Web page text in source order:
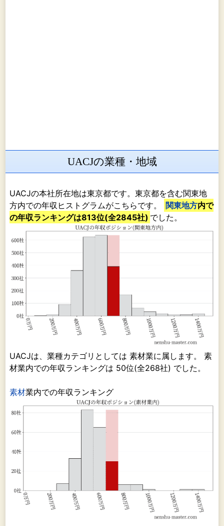
UACJの業種・地域
UACJの本社所在地は東京都です。東京都を含む関東地
方内での年収ヒストグラムがこちらです。
関東地方内で
の年収ランキングは813位(全2845社) でした。
UACJは、業種カテゴリとしては 素材業に属します。 素
材業内での年収ランキングは 50位(全268社) でした。
素材業内での年収ランキング